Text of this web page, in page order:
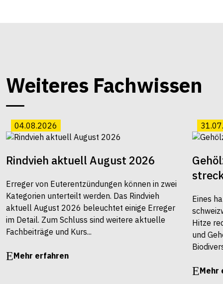
Weiteres Fachwissen
04.08.2026
Rindvieh aktuell August 2026
Erreger von Euterentzündungen können in zwei
Kategorien unterteilt werden. Das Rindvieh
aktuell August 2026 beleuchtet einige Erreger
im Detail. Zum Schluss sind weitere aktuelle
Fachbeiträge und Kurs...
Mehr erfahren
Eines
Hitze
und
Mehr